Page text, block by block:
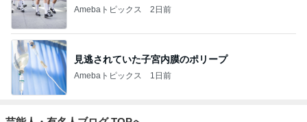
Amebaトピックス 2日前
見逃されていた子宮内膜のポリープ
Amebaトピックス 1日前